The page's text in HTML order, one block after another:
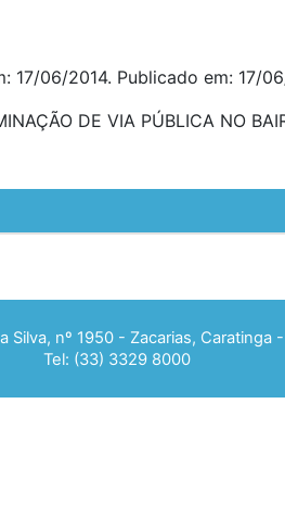
17/06/2014. Publicado em: 17/
DE VIA PÚBLICA NO
Silva, nº 1950 - Zacarias,
Tel: (33) 3329 8000